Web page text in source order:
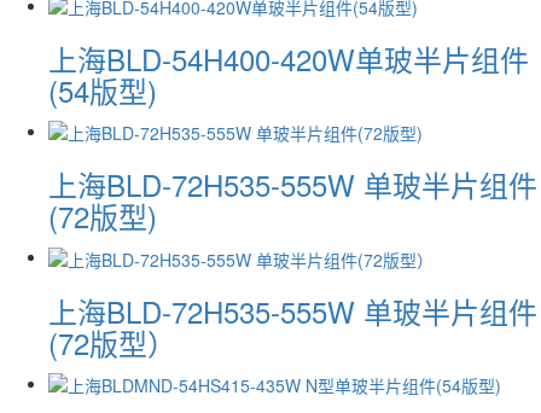
上海BLD-54H400-420W单玻半片组件
(54版型)
上海BLD-72H535-555W 单玻半片组件
(72版型)
上海BLD-72H535-555W 单玻半片组件
(72版型）